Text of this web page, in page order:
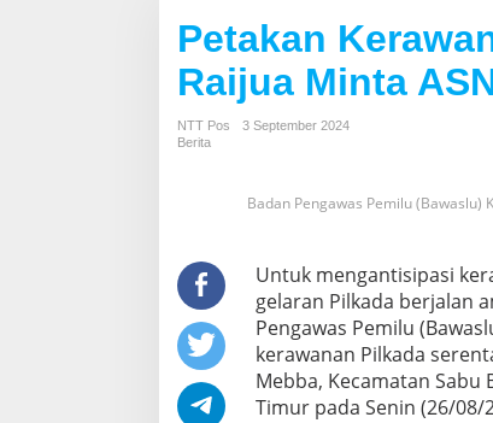
Petakan
Raijua Minta
NTT Pos
3 September 2024
Berita
Badan Pengawas Pemilu
Untuk mengantisipasi
gelaran Pilkada berjalan
Pengawas Pemilu
kerawanan Pilkada
Mebba, Kecamatan Sabu
Timur pada Senin (26/08/